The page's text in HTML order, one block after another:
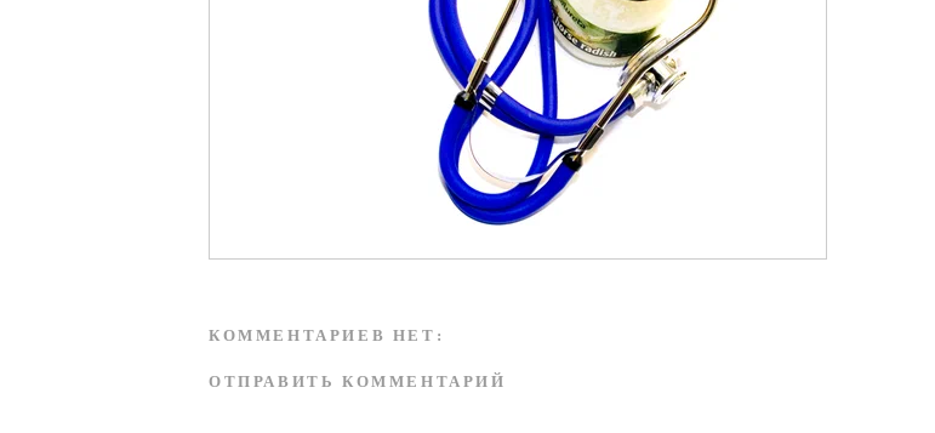
КОММЕНТАРИЕВ НЕТ:
ОТПРАВИТЬ КОММЕНТАРИЙ